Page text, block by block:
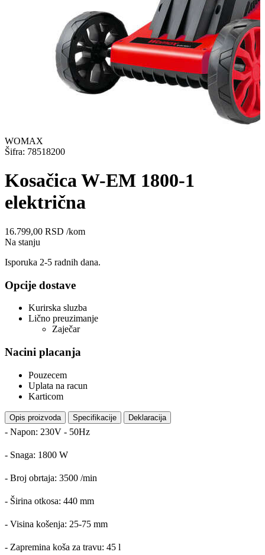
WOMAX
Šifra: 78518200
Kosačica W-EM 1800-1
električna
16.799,00 RSD /kom
Na stanju
Isporuka 2-5 radnih dana.
Opcije dostave
Kurirska sluzba
Lično preuzimanje
Zaječar
Nacini placanja
Pouzecem
Uplata na racun
Karticom
Opis proizvoda Specifikacije Deklaracija
- Napon: 230V - 50Hz
- Snaga: 1800 W
- Broj obrtaja: 3500 /min
- Širina otkosa: 440 mm
- Visina košenja: 25-75 mm
- Zapremina koša za travu: 45 l